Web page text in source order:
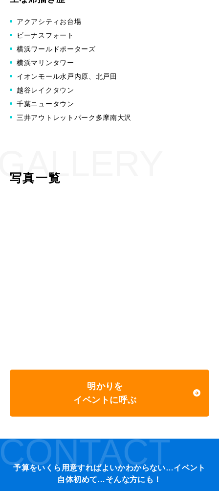
アクアシティお台場
ビーナスフォート
横浜ワールドポーターズ
横浜マリンタワー
イオンモール水戸内原、北戸田
越谷レイクタウン
千葉ニュータウン
三井アウトレットパーク多摩南大沢
写真一覧
明かりを
イベントに呼ぶ
予算をいくら用意すればよいかわからない…イベント
自体初めて…そんな方にも！